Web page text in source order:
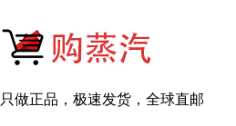
只做正品，极速发货，全球直邮